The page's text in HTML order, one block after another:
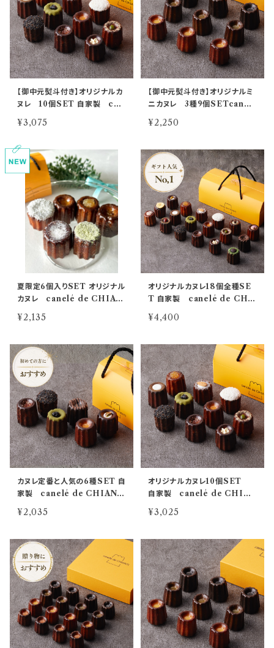
【御中元熨斗付き】オリジナルカ
ヌレ 10個SET 自家製 can
elé de CHIANTI
¥3,075
【御中元熨斗付き】オリジナルミ
ニカヌレ 3種9個SETcanel
é de CHIANTI mini
¥2,250
夏限定6個入りSET オリジナル
カヌレ canelé de CHIAN
¥2,135
オリジナルカヌレ18個全種SE
T 自家製 canelé de CHI
¥4,400
カヌレ定番と人気の6種SET 自
家製 canelé de CHIANT
¥2,035
オリジナルカヌレ10個SET
自家製 canelé de CHIAN
¥3,025